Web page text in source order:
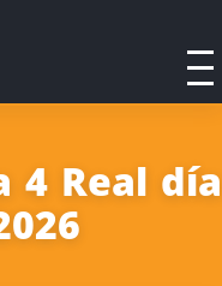
4 Real día